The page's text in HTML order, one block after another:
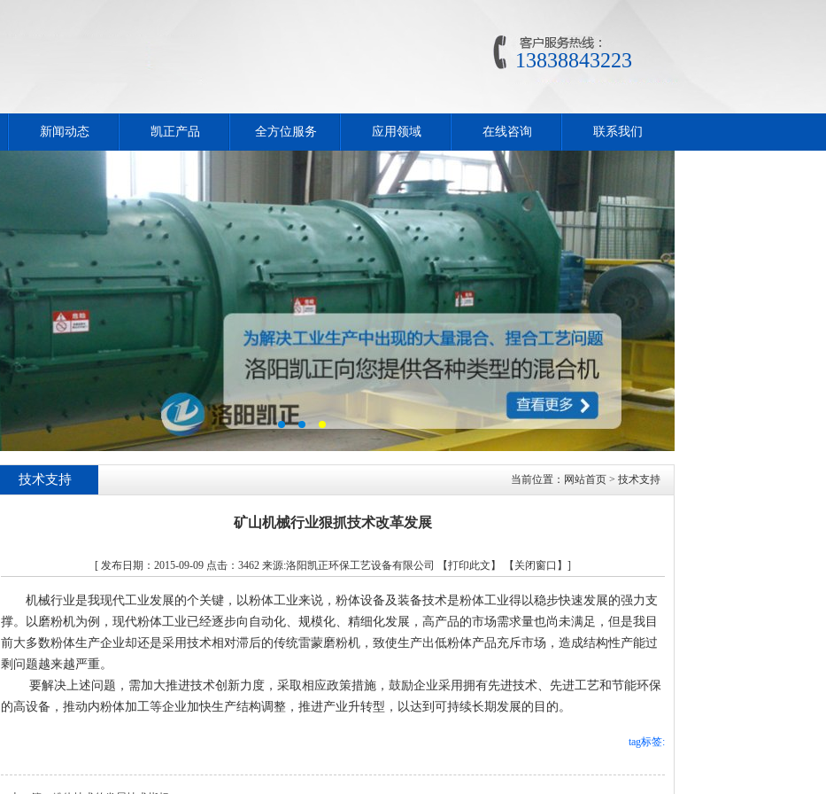
13838843223
新闻动态 凯正产品 全方位服务 应用领域 在线咨询 联系我们
技术支持 当前位置： 网站首页 > 技术支持
矿山机械行业狠抓技术改革发展
[ 发布日期：2015-09-09 点击：3462 来源:洛阳凯正环保工艺设备有限公司 【打印此文】 【关闭窗口】 ]
机械行业是我现代工业发展的个关键，以粉体工业来说，粉体设备及装备技术是粉体工业得以稳步快速发展的强力支
撑。以磨粉机为例，现代粉体工业已经逐步向自动化、规模化、精细化发展，高产品的市场需求量也尚未满足，但是我目
前大多数粉体生产企业却还是采用技术相对滞后的传统雷蒙磨粉机，致使生产出低粉体产品充斥市场，造成结构性产能过
剩问题越来越严重。
要解决上述问题，需加大推进技术创新力度，采取相应政策措施，鼓励企业采用拥有先进技术、先进工艺和节能环保
的高设备，推动内粉体加工等企业加快生产结构调整，推进产业升转型，以达到可持续长期发展的目的。
tag标签: